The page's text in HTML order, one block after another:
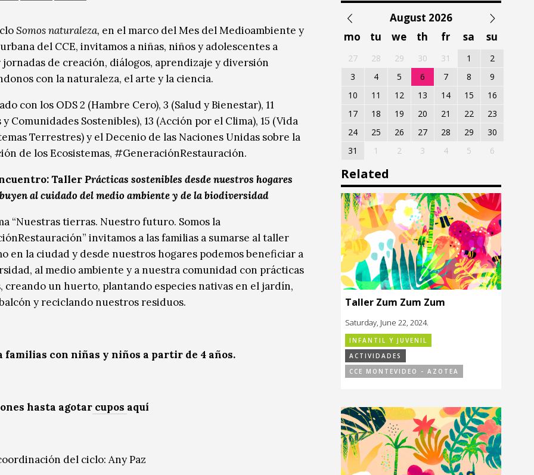
Somos naturaleza, en el marco del Mes del Medioambiente y
del CCE, invitamos a niñas, niños y adolescentes a
de creación, diálogos, aprendizaje y diversión
con la naturaleza, el arte y la ciencia.
con los ODS 2 (Hambre Cero), 3 (Salud y Bienestar), 11
y Comunidades Sostenibles), 13 (Acción por el Clima), 15 (Vida
Terrestres) y el Decenio de las Naciones Unidas sobre la
de los Ecosistemas, #GeneraciónRestauración.
TallerPrácticas sostenibles desde nuestros hogares
al cuidado del medio ambiente y de la biodiversidad
“Nuestras tierras. Nuestro futuro. Somos la
invitamos a las familias a sumarse al taller
en la ciudad y desde nuestros hogares podemos beneficiar a
al medio ambiente y a nuestra comunidad con prácticas
creando un huerto, plantando especies nativas en el jardín,
y reciclando nuestros residuos.
familias con niñas y niños a partir de 4 años.
hasta agotar cupos aquí
del ciclo: Any Paz
August 2026
mo
tu we th fr sa su
27 28 29 30 31 1
2
3
4 5 6 7 8
9
10
11 12 13 14 15
16
17
18 19 20 21 22
23
24
25 26 27 28 29
30
31
1 2 3 4 5 6
Related
Taller Zum Zum Zum
Saturday, June 22, 2024.
INFANTIL Y JUVENIL
ACTIVIDADES
CCE MONTEVIDEO - AZOTEA